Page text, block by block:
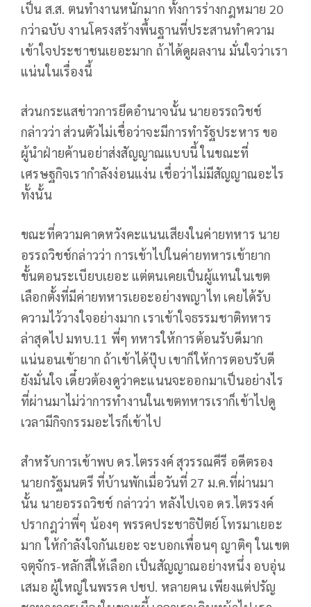
เป็น ส.ส. ตนทำงานหนักมาก ทั้งการร่างกฎหมาย 20
กว่าฉบับ งานโครงสร้างพื้นฐานที่ประสานทำความ
เข้าใจประชาชนเยอะมาก ถ้าได้ดูผลงาน มั่นใจว่าเรา
แน่นในเรื่องนี้
ส่วนกระแสข่าวการยึดอำนาจนั้น นายอรรถวิชช์
กล่าวว่า ส่วนตัวไม่เชื่อว่าจะมีการทำรัฐประหาร ขอ
ผู้นำฝ่ายค้านอย่าส่งสัญญาณแบบนี้ ในขณะที่
เศรษฐกิจเรากำลังง่อนแง่น เชื่อว่าไม่มีสัญญาณอะไร
ทั้งนั้น
ขณะที่ความคาดหวังคะแนนเสียงในค่ายทหาร นาย
อรรถวิชช์กล่าวว่า การเข้าไปในค่ายทหารเข้ายาก
ขั้นตอนระเบียบเยอะ แต่ตนเคยเป็นผู้แทนในเขต
เลือกตั้งที่มีค่ายทหารเยอะอย่างพญาไท เคยได้รับ
ความไว้วางใจอย่างมาก เราเข้าใจธรรมชาติทหาร
ล่าสุดไป มทบ.11 พี่ๆ ทหารให้การต้อนรับดีมาก
แน่นอนเข้ายาก ถ้าเข้าได้ปุ๊บ เขาก็ให้การตอบรับดี
ยังมั่นใจ เดี๋ยวต้องดูว่าคะแนนจะออกมาเป็นอย่างไร
ที่ผ่านมาไม่ว่าการทำงานในเขตทหารเราก็เข้าไปดู
เวลามีกิจกรรมอะไรก็เข้าไป
สำหรับการเข้าพบ ดร.ไตรรงค์ สุวรรณคีรี อดีตรอง
นายกรัฐมนตรี ที่บ้านพักเมื่อวันที่ 27 ม.ค.ที่ผ่านมา
นั้น นายอรรถวิชช์ กล่าวว่า หลังไปเจอ ดร.ไตรรงค์
ปรากฎว่าพี่ๆ น้องๆ พรรคประชาธิปัตย์ โทรมาเยอะ
มาก ให้กำลังใจกันเยอะ จะบอกเพื่อนๆ ญาติๆ ในเขต
จตุจักร-หลักสี่ให้เลือก เป็นสัญญาณอย่างหนึ่ง อบอุ่น
เสมอ ผู้ใหญ่ในพรรค ปชป. หลายคน เพียงแต่ปรัญ